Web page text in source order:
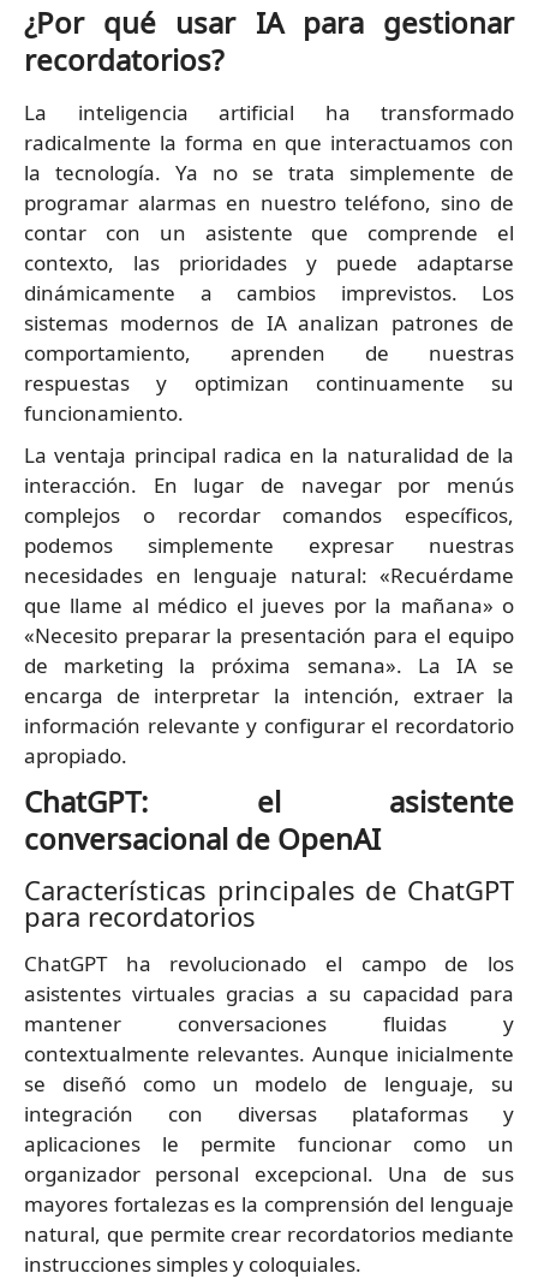
¿Por qué usar IA para gestionar
recordatorios?
La inteligencia artificial ha transformado
radicalmente la forma en que interactuamos con
la tecnología. Ya no se trata simplemente de
programar alarmas en nuestro teléfono, sino de
contar con un asistente que comprende el
contexto, las prioridades y puede adaptarse
dinámicamente a cambios imprevistos. Los
sistemas modernos de IA analizan patrones de
comportamiento, aprenden de nuestras
respuestas y optimizan continuamente su
funcionamiento.
La ventaja principal radica en la naturalidad de la
interacción. En lugar de navegar por menús
complejos o recordar comandos específicos,
podemos simplemente expresar nuestras
necesidades en lenguaje natural: «Recuérdame
que llame al médico el jueves por la mañana» o
«Necesito preparar la presentación para el equipo
de marketing la próxima semana». La IA se
encarga de interpretar la intención, extraer la
información relevante y configurar el recordatorio
apropiado.
ChatGPT: el asistente
conversacional de OpenAI
Características principales de ChatGPT
para recordatorios
ChatGPT ha revolucionado el campo de los
asistentes virtuales gracias a su capacidad para
mantener conversaciones fluidas y
contextualmente relevantes. Aunque inicialmente
se diseñó como un modelo de lenguaje, su
integración con diversas plataformas y
aplicaciones le permite funcionar como un
organizador personal excepcional. Una de sus
mayores fortalezas es la comprensión del lenguaje
natural, que permite crear recordatorios mediante
instrucciones simples y coloquiales.